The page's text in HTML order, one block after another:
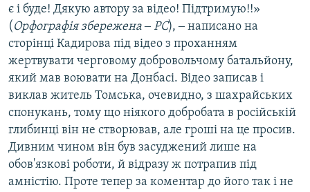
є і буде! Дякую автору за відео! Підтримую!!»
( Орфографія збережена ‒ РС), ‒ написано на
сторінці Кадирова під відео з проханням
жертвувати черговому добровольчому батальйону,
який мав воювати на Донбасі. Відео записав і
виклав житель Томська, очевидно, з шахрайських
спонукань, тому що ніякого добробата в російській
глибинці він не створював, але гроші на це просив.
Дивним чином він був засуджений лише на
обов'язкові роботи, й відразу ж потрапив під
амністію. Проте тепер за коментар до його так і не